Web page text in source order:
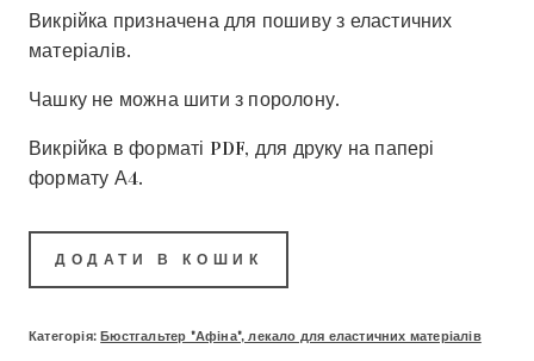
Викрійка призначена для пошиву з еластичних
матеріалів.
Чашку не можна шити з поролону.
Викрійка в форматі PDF, для друку на папері
формату А4.
ДОДАТИ В КОШИК
Категорія:Бюстгальтер "Афіна", лекало для еластичних матеріалів